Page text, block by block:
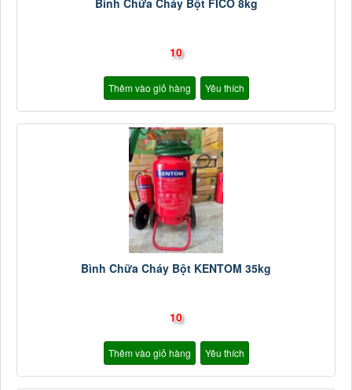
Bình Chữa Cháy Bột FICO 8kg
10
Thêm vào giỏ hàng Yêu thích
Bình Chữa Cháy Bột KENTOM 35kg
10
Thêm vào giỏ hàng Yêu thích